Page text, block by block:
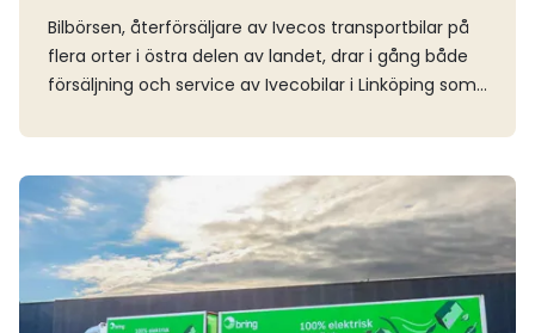
Bilbörsen, återförsäljare av Ivecos transportbilar på
flera orter i östra delen av landet, drar i gång både
försäljning och service av Ivecobilar i Linköping som
Bilbörsen startade som däckverkstad och är idag en
väletablerad återförsäljare av märken såsom Kia,
Subaru och Iveco i Norrköping, Nyköping och
Linköping. Nu växlar företaget upp genom att dra
i gång försäljning och service av Ivecos
transportbilar i en av företagets hallar i Linköping där
man inte erbjudit den servicen tidigare. Samtidigt
Läs mer